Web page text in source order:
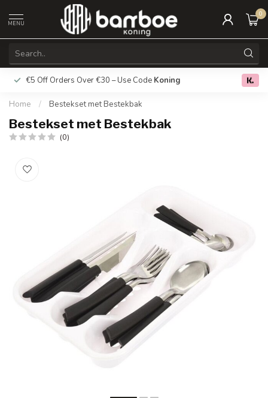
MENU
0
€5 Off Orders Over €30 – Use Code Koning Free
Home / Bestekset met Bestekbak
Bestekset met Bestekbak
(0)